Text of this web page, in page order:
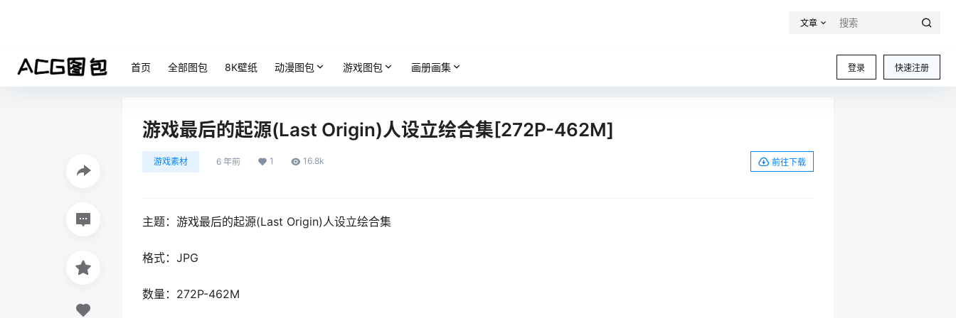
文章
登录 快速注册
首页 全部图包 8K壁纸 动漫图包 游戏图包 画册画集
游戏最后的起源(Last Origin)人设立绘合集[272P-462M]
游戏素材 6 年前 1 16.8k 前往下载
主题：游戏最后的起源(Last Origin)人设立绘合集
格式：JPG
数量：272P-462M